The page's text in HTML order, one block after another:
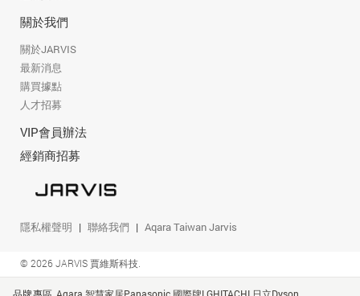
關於我們
關於JARVIS
最新消息
購買據點
人才招募
VIP會員辦法
經銷商招募
隱私權聲明 聯絡我們 Aqara Taiwan Jarvis
© 2026 JARVIS 賈維斯科技.
品牌專區 Aqara 智慧家居Panasonic 國際牌LGHITACHI 日立Dyson